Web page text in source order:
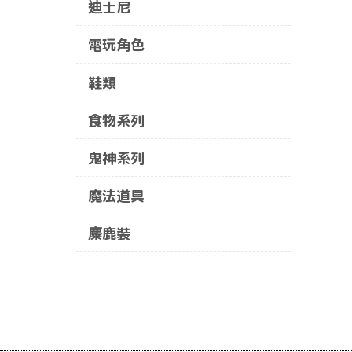
迪士尼
電玩角色
鞋類
食物系列
鬼神系列
魔法道具
麋鹿裝